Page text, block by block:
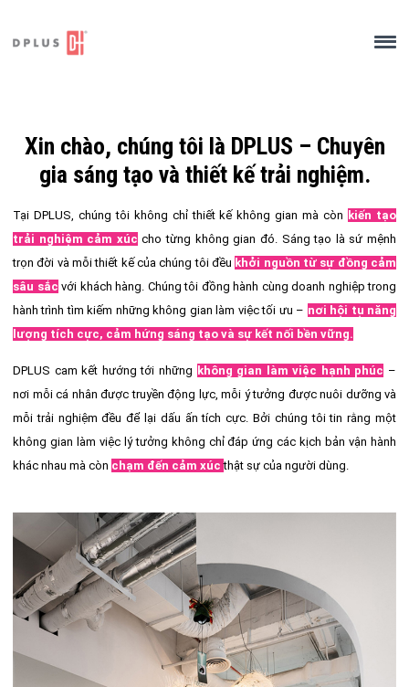
content
Xin chào, chúng tôi là DPLUS – Chuyên
gia sáng tạo và thiết kế trải nghiệm.
Tại DPLUS, chúng tôi không chỉ thiết kế không gian mà còn kiến tạo
trải nghiệm cảm xúc cho từng không gian đó. Sáng tạo là sứ mệnh
trọn đời và mỗi thiết kế của chúng tôi đều khởi nguồn từ sự đồng cảm
sâu sắc với khách hàng. Chúng tôi đồng hành cùng doanh nghiệp trong
hành trình tìm kiếm những không gian làm việc tối ưu – nơi hội tụ năng
lượng tích cực, cảm hứng sáng tạo và sự kết nối bền vững.
DPLUS cam kết hướng tới những không gian làm việc hạnh phúc –
nơi mỗi cá nhân được truyền động lực, mỗi ý tưởng được nuôi dưỡng và
mỗi trải nghiệm đều để lại dấu ấn tích cực. Bởi chúng tôi tin rằng một
không gian làm việc lý tưởng không chỉ đáp ứng các kịch bản vận hành
khác nhau mà còn chạm đến cảm xúcthật sự của người dùng.